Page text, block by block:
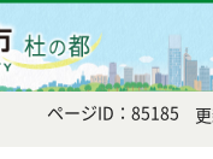
ページID：85185